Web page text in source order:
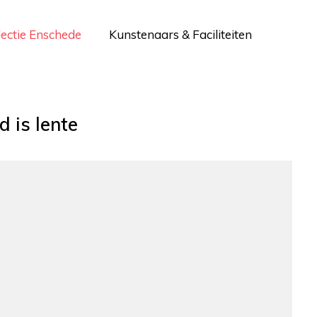
Enschede Kunstenaars & Faciliteiten
is lente